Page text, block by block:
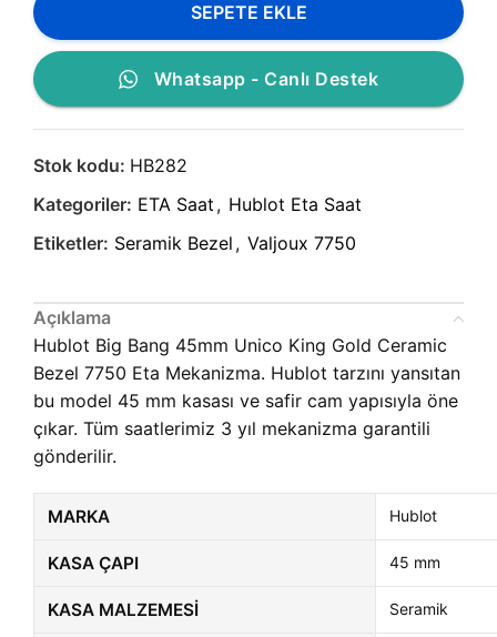
SEPETE EKLE
Whatsapp - Canlı Destek
Stok kodu: HB282
Kategoriler: ETA Saat , Hublot Eta Saat
Etiketler: Seramik Bezel , Valjoux 7750
Açıklama
Hublot Big Bang 45mm Unico King Gold Ceramic
Bezel 7750 Eta Mekanizma. Hublot tarzını yansıtan
bu model 45 mm kasası ve safir cam yapısıyla öne
çıkar. Tüm saatlerimiz 3 yıl mekanizma garantili
gönderilir.
MARKA Hublot
KASA ÇAPI 45 mm
KASA MALZEMESI Seramik